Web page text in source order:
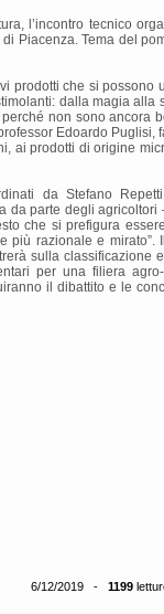
l’incontro tecnico
Piacenza. Tema del
prodotti che si possono
dalla magia alla
non sono ancora
Edoardo Puglisi,
ai prodotti di origine
da Stefano
da parte degli agricoltori
che si prefigura
più razionale e mirato”.
sulla classificazione
per una filiera agro-
il dibattito e le
6/12/2019 - 1199